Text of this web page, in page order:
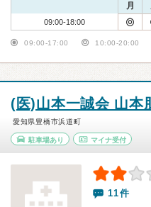
月
09:00-18:00
09:00-17:00 10:00-20:00
(医)山本一誠会 山本
愛知県豊橋市浜道町
駐車場あり マイナ受付
11件